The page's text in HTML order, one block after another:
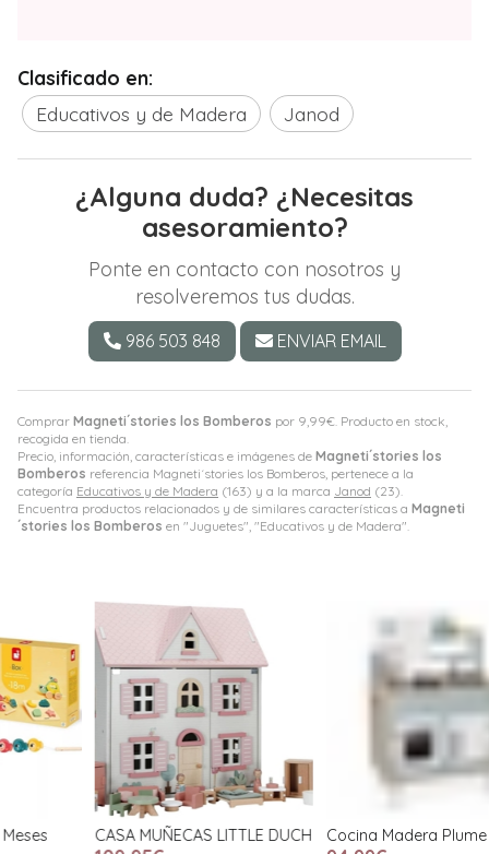
Comprar Magneti´stories los Bomberos por 9,99€. Producto en stock,
recogida en tienda.
Precio, información, características e imágenes de Magneti´stories los
Bomberos referencia Magneti´stories los Bomberos, pertenece a la
categoría Educativos y de Madera (163) y a la marca Janod (23).
Encuentra productos relacionados y de similares características a Magneti
´stories los Bomberos en "Juguetes", "Educativos y de Madera".
Clasificado en:
Educativos y de Madera
Janod
¿Alguna duda? ¿Necesitas
asesoramiento?
Ponte en contacto con nosotros y
resolveremos tus dudas.
986 503 848 ENVIAR EMAIL
CASA MUÑECAS LITTLE DUCH Cocina Madera Plume